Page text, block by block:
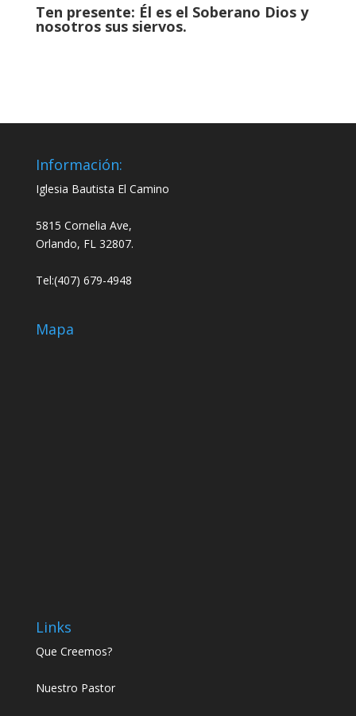
Ten presente: Él es el Soberano Dios y
nosotros sus siervos.
Información:
Iglesia Bautista El Camino
5815 Cornelia Ave,
Orlando, FL 32807.
Tel:(407) 679-4948
Mapa
Links
Que Creemos?
Nuestro Pastor